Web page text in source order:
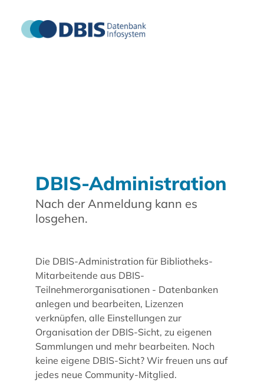
DBIS-Administration
Nach der Anmeldung kann es
losgehen.
Die DBIS-Administration für Bibliotheks-
Mitarbeitende aus DBIS-
Teilnehmerorganisationen - Datenbanken
anlegen und bearbeiten, Lizenzen
verknüpfen, alle Einstellungen zur
Organisation der DBIS-Sicht, zu eigenen
Sammlungen und mehr bearbeiten. Noch
keine eigene DBIS-Sicht? Wir freuen uns auf
jedes neue Community-Mitglied.